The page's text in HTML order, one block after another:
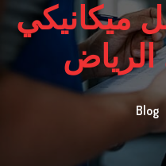
ميكانيكي
Blog